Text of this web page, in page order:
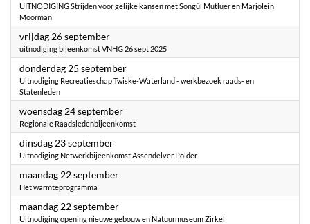
UITNODIGING Strijden voor gelijke kansen met Songül Mutluer en Marjolein
Moorman
vrijdag 26 september2025
uitnodiging bijeenkomst VNHG 26 sept 2025
donderdag 25 september2025
Uitnodiging Recreatieschap Twiske-Waterland - werkbezoek raads- en
Statenleden
woensdag 24 september2025
Regionale Raadsledenbijeenkomst
dinsdag 23 september2025
Uitnodiging Netwerkbijeenkomst Assendelver Polder
maandag 22 september2025
Het warmteprogramma
maandag 22 september2025
Uitnodiging opening nieuwe gebouw en Natuurmuseum Zirkel